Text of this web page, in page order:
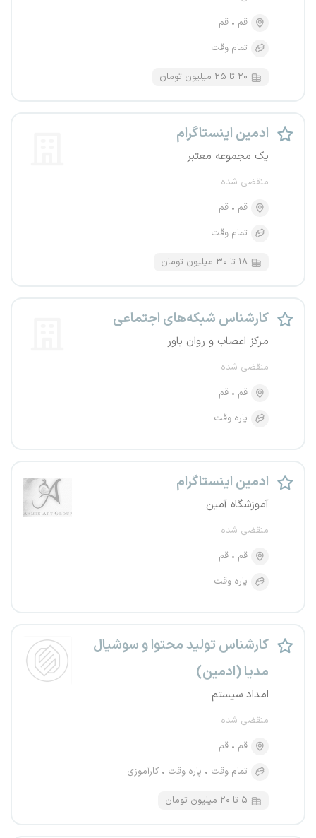
قم
قم
تمام وقت
۲۰ تا ۲۵ میلیون تومان
ادمین اینستاگرام
یک مجموعه معتبر
منقضی شده
قم
قم
تمام وقت
۱۸ تا ۳۰ میلیون تومان
کارشناس شبکه‌های اجتماعی
مرکز اعصاب و روان باور
منقضی شده
قم
قم
پاره وقت
ادمین اینستاگرام
آموزشگاه آمین
منقضی شده
قم
قم
پاره وقت
کارشناس تولید محتوا و سوشیال
مدیا (ادمین)
امداد سیستم
منقضی شده
قم
قم
تمام وقت
پاره وقت کارآموزی
۵ تا ۲۰ میلیون تومان